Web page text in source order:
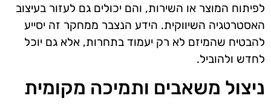
לפיתוח המוצר או השירות, והם יכולים גם לעזור בעיצוב
האסטרטגיה השיווקית. הידע הנצבר ממחקר זה יסייע
להבטיח שהמיזם לא רק יעמוד בתחרות, אלא גם יוכל
לחדש ולהוביל.
ניצול משאבים ותמיכה מקומית